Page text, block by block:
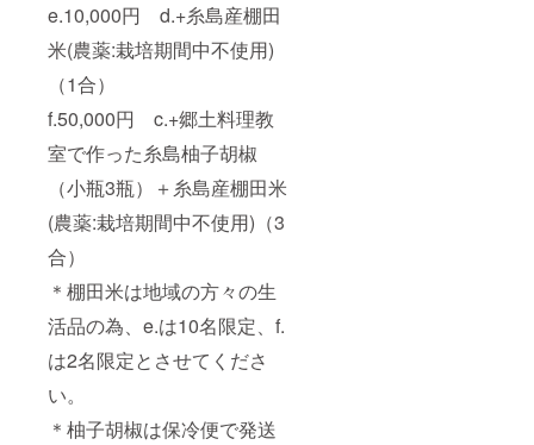
e.10,000円 d.+糸島産棚田
米(農薬:栽培期間中不使用)
（1合）
f.50,000円 c.+郷土料理教
室で作った糸島柚子胡椒
（小瓶3瓶）＋糸島産棚田米
(農薬:栽培期間中不使用)（3
合）
＊棚田米は地域の方々の生
活品の為、e.は10名限定、f.
は2名限定とさせてくださ
い。
＊柚子胡椒は保冷便で発送